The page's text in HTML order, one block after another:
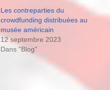
Les contreparties du
crowdfunding distribuées au
musée américain
12 septembre 2023
Dans "Blog"